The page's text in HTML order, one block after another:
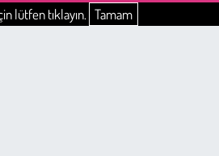
lütfen tıklayın. Tamam